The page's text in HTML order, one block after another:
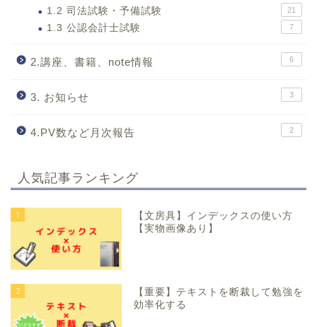
1.2 司法試験・予備試験 21
1.3 公認会計士試験 7
2.講座、書籍、note情報 6
3. お知らせ 3
4.PV数など月次報告 2
人気記事ランキング
1
【文房具】インデックスの使い方
【実物画像あり】
2
【重要】テキストを断裁して勉強を
効率化する